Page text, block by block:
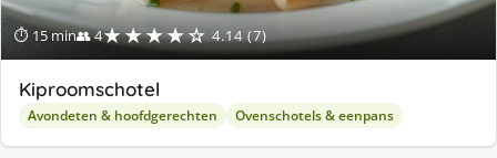
⏱ 15 min👥 4★★★★☆ 4.14 (7)
Kiproomschotel
Avondeten & hoofdgerechten Ovenschotels & eenpans